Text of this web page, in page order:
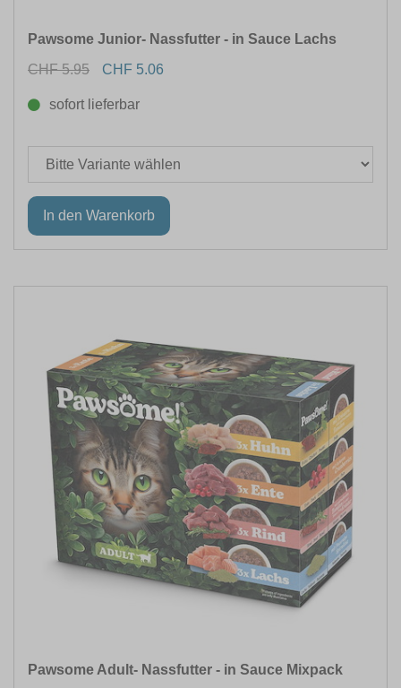
Pawsome Junior- Nassfutter - in Sauce Lachs
CHF 5.95
CHF 5.06
sofort lieferbar
Pawsome Adult- Nassfutter - in Sauce Mixpack